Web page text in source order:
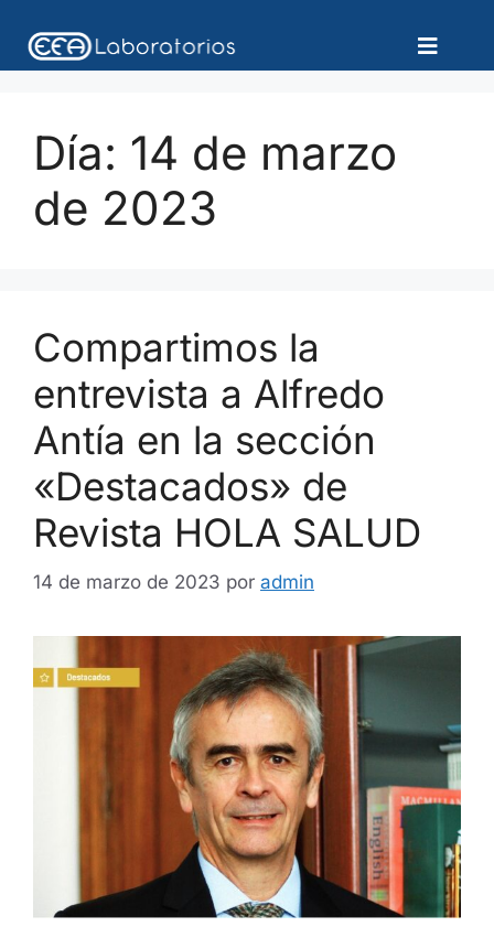
Día: 14 de marzo
de 2023
Compartimos la
entrevista a Alfredo
Antía en la sección
«Destacados» de
Revista HOLA SALUD
14 de marzo de 2023 por admin